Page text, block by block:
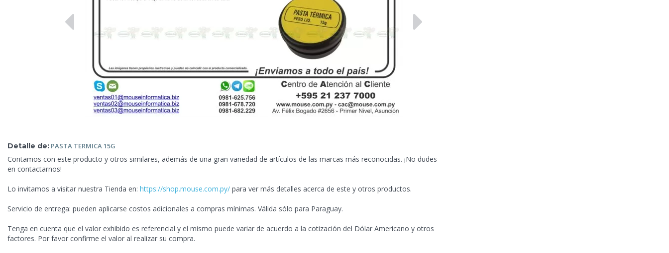
Detalle de: PASTA TERMICA 15G
Contamos con este producto y otros similares, además de una gran variedad de artículos de las marcas más reconocidas. ¡No dudes
en contactarnos!
Lo invitamos a visitar nuestra Tienda en: https://shop.mouse.com.py/ para ver más detalles acerca de este y otros productos.
Servicio de entrega: pueden aplicarse costos adicionales a compras mínimas. Válida sólo para Paraguay.
Tenga en cuenta que el valor exhibido es referencial y el mismo puede variar de acuerdo a la cotización del Dólar Americano y otros
factores. Por favor confirme el valor al realizar su compra.